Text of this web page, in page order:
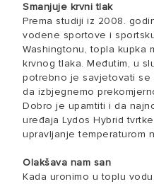
Smanjuje krvni tlak
Prema studiji iz 2008.
vodene sportove i
Washingtonu, topla kupka
krvnog tlaka. Međutim, u
potrebno je savjetovati se
da izbjegnemo
Dobro je upamtiti i da
uređaja Lydos Hybrid
upravljanje temperaturom
Olakšava nam san
Kada uronimo u toplu